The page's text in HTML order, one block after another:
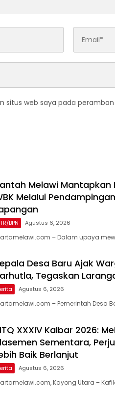
situs web saya pada
Melawi Mantapkan
Melalui
BPN Agustus 6, 2026
– Dalam upaya
Desa Baru Ajak
Tegaskan
Agustus 6, 2026
– Pemerintah Desa
XXXIV Kalbar 2026:
Sementara,
Baik Berlanjut
Agustus 6, 2026
Kayong Utara –